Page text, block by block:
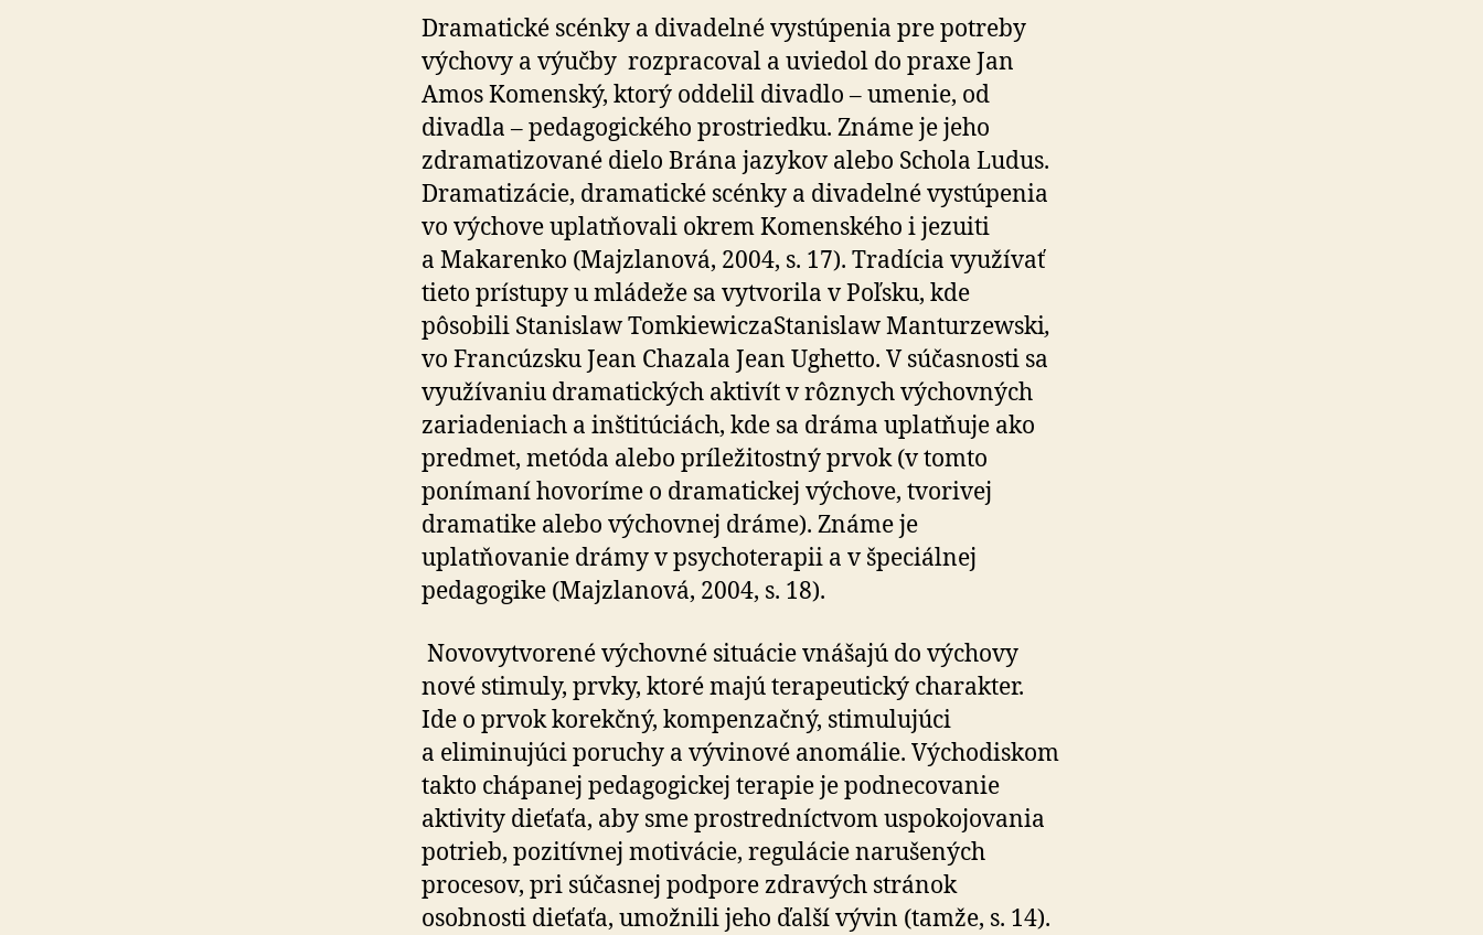
Dramatické scénky a divadelné vystúpenia pre potreby
výchovy a výučby rozpracoval a uviedol do praxe Jan
Amos Komenský, ktorý oddelil divadlo – umenie, od
divadla – pedagogického prostriedku. Známe je jeho
zdramatizované dielo Brána jazykov alebo Schola Ludus.
Dramatizácie, dramatické scénky a divadelné vystúpenia
vo výchove uplatňovali okrem Komenského i jezuiti
a Makarenko (Majzlanová, 2004, s. 17). Tradícia využívať
tieto prístupy u mládeže sa vytvorila v Poľsku, kde
pôsobili Stanislaw TomkiewiczaStanislaw Manturzewski,
vo Francúzsku Jean Chazala Jean Ughetto. V súčasnosti sa
využívaniu dramatických aktivít v rôznych výchovných
zariadeniach a inštitúciách, kde sa dráma uplatňuje ako
predmet, metóda alebo príležitostný prvok (v tomto
ponímaní hovoríme o dramatickej výchove, tvorivej
dramatike alebo výchovnej dráme). Známe je
uplatňovanie drámy v psychoterapii a v špeciálnej
pedagogike (Majzlanová, 2004, s. 18).
Novovytvorené výchovné situácie vnášajú do výchovy
nové stimuly, prvky, ktoré majú terapeutický charakter.
Ide o prvok korekčný, kompenzačný, stimulujúci
a eliminujúci poruchy a vývinové anomálie. Východiskom
takto chápanej pedagogickej terapie je podnecovanie
aktivity dieťaťa, aby sme prostredníctvom uspokojovania
potrieb, pozitívnej motivácie, regulácie narušených
procesov, pri súčasnej podpore zdravých stránok
osobnosti dieťaťa, umožnili jeho ďalší vývin (tamže, s. 14).